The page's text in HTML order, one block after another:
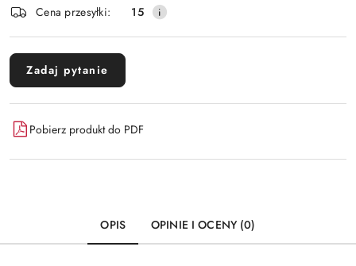
Wyślij
dostawa
Cena przesyłki:
15
Zadaj pytanie
Pobierz produkt do PDF
OPIS OPINIE I OCENY (0)